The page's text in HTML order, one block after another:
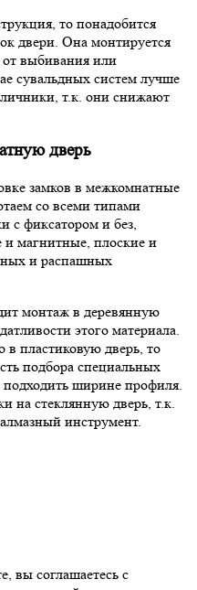
то понадобится
двери. Она монтируется
выбивания или
сувальдных систем лучше
т.к. они снижают
дверь
замков в межкомнатные
со всеми типами
с фиксатором и без,
и магнитные, плоские и
и распашных
монтаж в деревянную
этого материала.
в пластиковую дверь, то
подбора специальных
подходить ширине профиля.
на стеклянную дверь, т.к.
инструмент.
вы соглашаетесь с